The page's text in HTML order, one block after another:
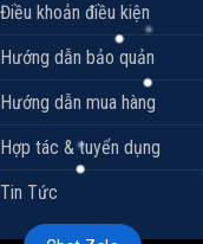
Điều khoản điều kiện
Hướng dẫn bảo quản
Hướng dẫn mua hàng
Hợp tác & tuyển dụng
Tin Tức